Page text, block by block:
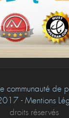
communauté de
- Mentions
droits réservés